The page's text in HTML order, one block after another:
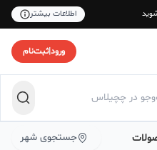
اطلاعات بیشتر
ورود|ثبت‌نام
جستجوی شهر